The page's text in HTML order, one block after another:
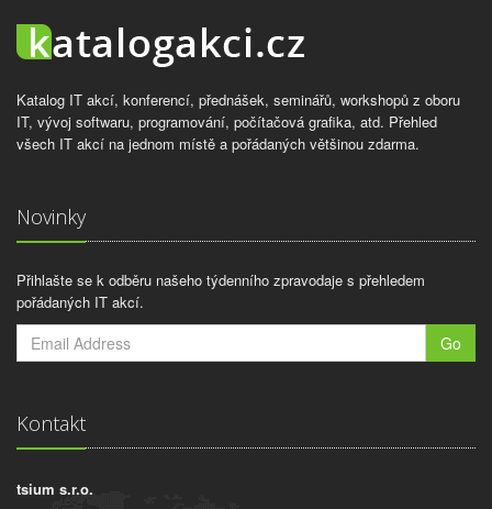
Katalog IT akcí, konferencí, přednášek, seminářů, workshopů z oboru
IT, vývoj softwaru, programování, počítačová grafika, atd. Přehled
všech IT akcí na jednom místě a pořádaných většinou zdarma.
Novinky
Přihlašte se k odběru našeho týdenního zpravodaje s přehledem
pořádaných IT akcí.
Go
Kontakt
tsium s.r.o.